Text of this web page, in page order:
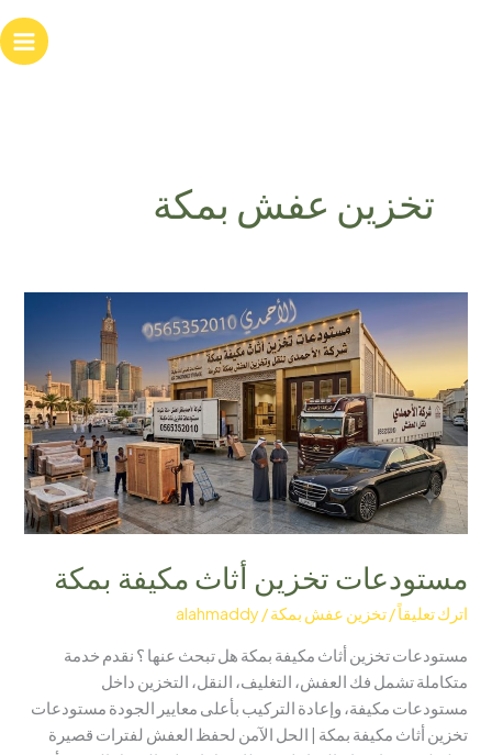
تخزين عفش بمكة
مستودعات تخزين أثاث مكيفة بمكة
اترك تعليقاً/تخزين عفش بمكة/
alahmaddy
مستودعات تخزين أثاث مكيفة بمكة هل تبحث عنها ؟ نقدم خدمة
متكاملة تشمل فك العفش، التغليف، النقل، التخزين داخل
مستودعات مكيفة، وإعادة التركيب بأعلى معايير الجودة مستودعات
تخزين أثاث مكيفة بمكة | الحل الآمن لحفظ العفش لفترات قصيرة
مستودعات
تخزين
أثاث
مكيفة
بمكة